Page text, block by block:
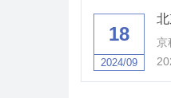
18
2024/09
京